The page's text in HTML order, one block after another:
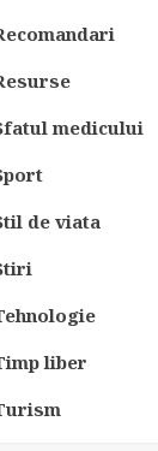
medicului
de viata
liber